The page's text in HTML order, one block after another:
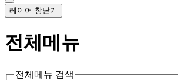
레이어 창닫기
전체메뉴
전체메뉴 검색